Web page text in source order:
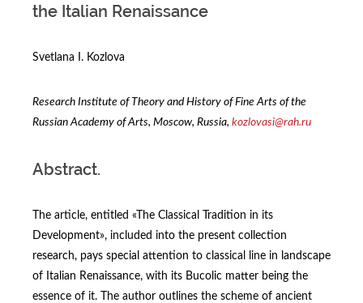
the Italian Renaissance
Svetlana I. Kozlova
Research Institute of Theory and History of Fine Arts of the
Russian Academy of Arts, Moscow, Russia, kozlovasi@rah.ru
Abstract.
The article, entitled «The Classical Tradition in its
Development», included into the present collection
research, pays special attention to classical line in landscape
of Italian Renaissance, with its Bucolic matter being the
essence of it. The author outlines the scheme of ancient